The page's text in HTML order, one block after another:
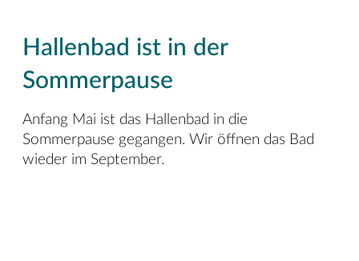
Hallenbad ist in der
Sommerpause
Anfang Mai ist das Hallenbad in die
Sommerpause gegangen. Wir öffnen das Bad
wieder im September.